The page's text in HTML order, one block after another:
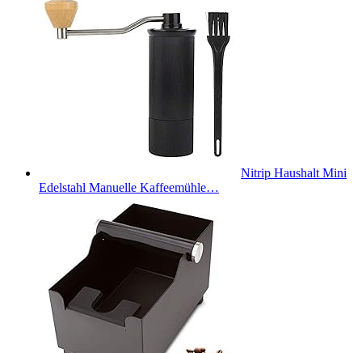
Nitrip Haushalt Mini
Edelstahl Manuelle Kaffeemühle…